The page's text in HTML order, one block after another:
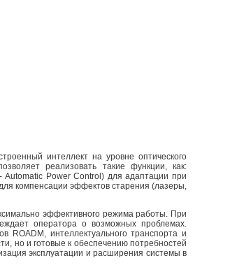
интеллект на уровне оптического
реализовать такие функции, как:
Automatic Power Control) для адаптации при
компенсации эффектов старения (лазеры,
эффективного режима работы. При
оператора о возможных проблемах.
ROADM, интеллектуального транспорта и
но и готовые к обеспечению потребностей
эксплуатации и расширения системы в